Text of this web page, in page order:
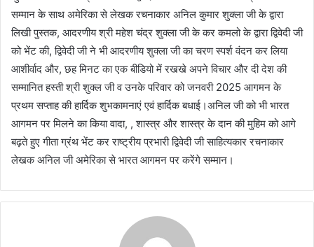
सम्मान के साथ अमेरिका से लेखक रचनाकार अनिल कुमार शुक्ला जी के द्वारा
लिखी पुस्तक, आदरणीय श्री महेश चंद्र शुक्ला जी के कर कमलो के द्वारा द्विवेदी जी
को भेंट की, द्विवेदी जी ने भी आदरणीय शुक्ला जी का चरण स्पर्श वंदन कर लिया
आशीर्वाद और, छह मिनट का एक बीडियो में रखखे अपने विचार और दी देश की
सम्मानित हस्ती श्री शुक्ल जी व उनके परिवार को जनवरी 2025 आगमन के
प्रथम सप्ताह की हार्दिक शुभकामनाएं एवं हार्दिक बधाई।अनिल जी को भी भारत
आगमन पर मिलने का किया वादा, , शास्त्र और शास्त्र के दान की मुहिम को आगे
बढ़ते हुए गीता ग्रंथ भेंट कर राष्ट्रीय प्रभारी द्विवेदी जी साहित्यकार रचनाकार
लेखक अनिल जी अमेरिका से भारत आगमन पर करेंगे सम्मान।